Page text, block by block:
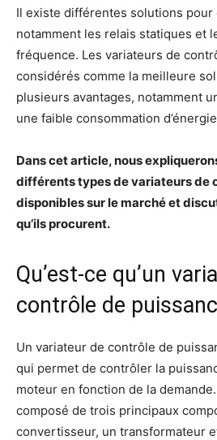
Il existe différentes solutions pour
notamment les relais statiques et
fréquence. Les variateurs de
considérés comme la meilleure
plusieurs avantages, notamment
une faible consommation
Dans cet article, nous
différents types de variateurs de
disponibles sur le marché et
qu’ils procurent.
Qu’est-ce qu’un
contrôle de
Un variateur de contrôle de
qui permet de contrôler la
moteur en fonction de la
composé de trois principaux
convertisseur, un transformateur